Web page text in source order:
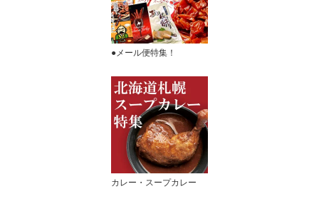
●メール便特集！
カレー・スープカレー